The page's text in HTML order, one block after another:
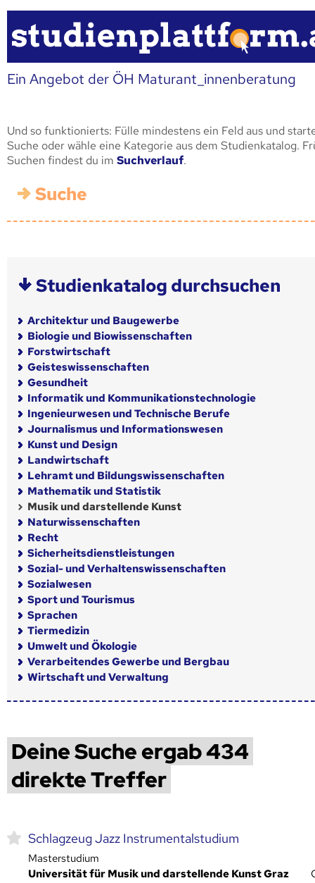
Ein Angebot der ÖH Maturant_innenberatung
Und so funktionierts: Fülle mindestens ein Feld aus und
Suche oder wähle eine Kategorie aus dem Studienkatalog.
Suchen findest du im Suchverlauf.
Suche
Studienkatalog durchsuchen
Architektur und Baugewerbe
Biologie und Biowissenschaften
Forstwirtschaft
Geisteswissenschaften
Gesundheit
Informatik und Kommunikationstechnologie
Ingenieurwesen und Technische Berufe
Journalismus und Informationswesen
Kunst und Design
Landwirtschaft
Lehramt und Bildungswissenschaften
Mathematik und Statistik
Musik und darstellende Kunst
Naturwissenschaften
Recht
Sicherheitsdienstleistungen
Sozial- und Verhaltenswissenschaften
Sozialwesen
Sport und Tourismus
Sprachen
Tiermedizin
Umwelt und Ökologie
Verarbeitendes Gewerbe und Bergbau
Wirtschaft und Verwaltung
Deine Suche ergab 434
direkte Treffer
Schlagzeug Jazz Instrumentalstudium
Masterstudium
Universität für Musik und darstellende Kunst Graz